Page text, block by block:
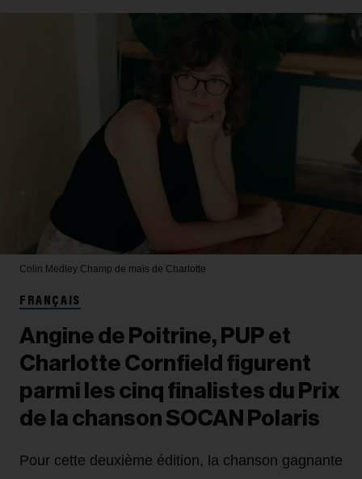
Colin Medley Champ de maïs de Charlotte
FRANÇAIS
Angine de Poitrine, PUP et
Charlotte Cornfield figurent
parmi les cinq finalistes du Prix
de la chanson SOCAN Polaris
Pour cette deuxième édition, la chanson gagnante